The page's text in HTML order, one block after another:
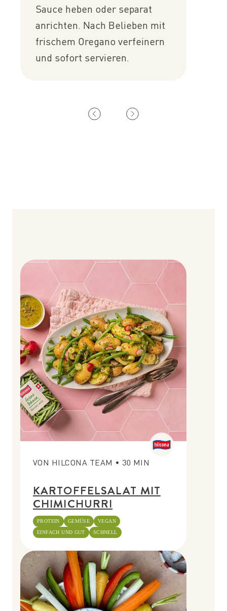
Sauce heben oder separat
anrichten. Nach Belieben mit
frischem Oregano verfeinern
und sofort servieren.
VON HILCONA TEAM • 30 MIN
KARTOFFELSALAT MIT
CHIMICHURRI
PROTEIN GEMÜSE
VEGAN
EINFACH UND GUT
SCHNELL